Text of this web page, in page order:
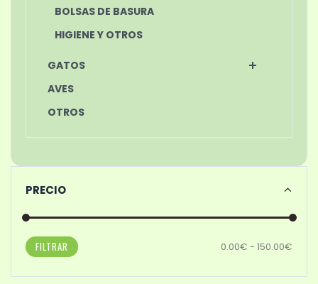
BOLSAS DE BASURA
HIGIENE Y OTROS
GATOS
AVES
OTROS
PRECIO
FILTRAR 0.00€ - 150.00€